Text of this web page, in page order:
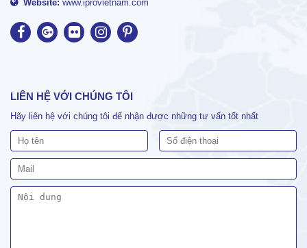
Website: www.iprovietnam.com
LIÊN HỆ VỚI CHÚNG TÔI
Hãy liên hệ với chúng tôi để nhận được những tư vấn tốt nhất